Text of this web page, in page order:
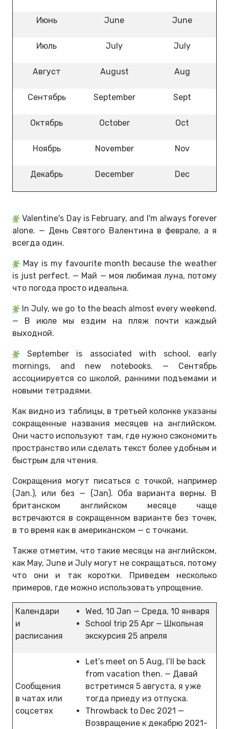
Июнь June June
Июль July July
Август August Aug
Сентябрь September Sept
Октябрь October Oct
Ноябрь November Nov
Декабрь December Dec
Valentine's Day is February, and I'm always forever
alone. — День Святого Валентина в феврале, а я
всегда один.
May is my favourite month because the weather
is just perfect. — Май — моя любимая луна, потому
что погода просто идеальна.
In July, we go to the beach almost every weekend.
— В июле мы ездим на пляж почти каждый
выходной.
September is associated with school, early
mornings, and new notebooks. — Сентябрь
ассоциируется со школой, ранними подъемами и
новыми тетрадями.
Как видно из таблицы, в третьей колонке указаны
сокращенные названия месяцев на английском.
Они часто используют там, где нужно сэкономить
пространство или сделать текст более удобным и
быстрым для чтения.
Сокращения могут писаться с точкой, например
(Jan.), или без — (Jan). Оба варианта верны. В
британском английском месяце чаще
встречаются в сокращенном варианте без точек,
в то время как в американском — с точками.
Также отметим, что такие месяцы на английском,
как May, June и July могут не сокращаться, потому
что они и так коротки. Приведем несколько
примеров, где можно использовать упрощение.
Календари
и
расписания
Wed, 10 Jan — Среда, 10 января
School trip 25 Apr — Школьная
экскурсия 25 апреля
Сообщения
в чатах или
соцсетях
Let’s meet on 5 Aug, I’ll be back
from vacation then. — Давай
встретимся 5 августа, я уже
тогда приеду из отпуска.
Throwback to Dec 2021 —
Возвращение к декабрю 2021-